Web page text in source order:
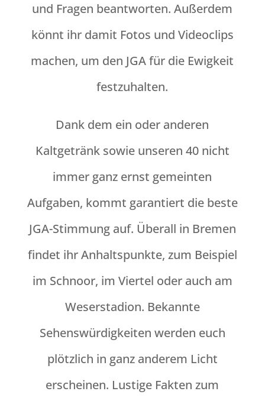
und Fragen beantworten. Außerdem
könnt ihr damit Fotos und Videoclips
machen, um den JGA für die Ewigkeit
festzuhalten.
Dank dem ein oder anderen
Kaltgetränk sowie unseren 40 nicht
immer ganz ernst gemeinten
Aufgaben, kommt garantiert die beste
JGA-Stimmung auf. Überall in Bremen
findet ihr Anhaltspunkte, zum Beispiel
im Schnoor, im Viertel oder auch am
Weserstadion. Bekannte
Sehenswürdigkeiten werden euch
plötzlich in ganz anderem Licht
erscheinen. Lustige Fakten zum